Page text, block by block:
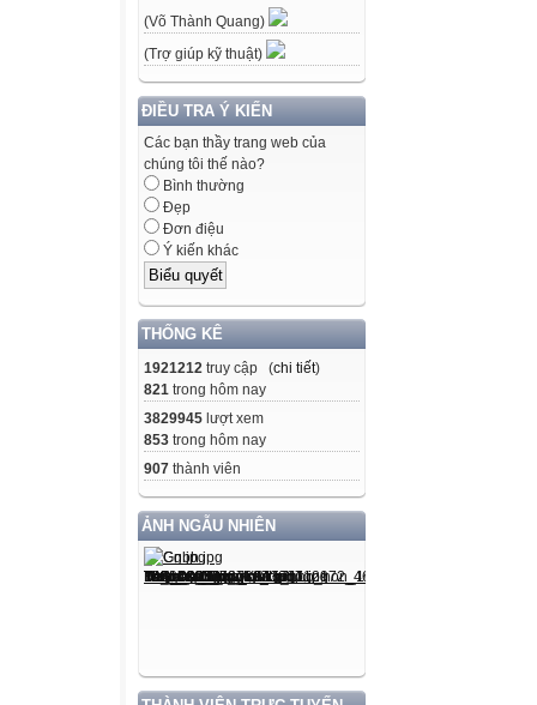
(Võ Thành Quang)
(Trợ giúp kỹ thuật)
ĐIỀU TRA Ý KIẾN
Các bạn thầy trang web của
chúng tôi thế nào?
Bình thường
Đẹp
Đơn điệu
Ý kiến khác
THỐNG KÊ
1921212 truy cập (chi tiết)
821 trong hôm nay
3829945 lượt xem
853 trong hôm nay
907 thành viên
ẢNH NGẪU NHIÊN